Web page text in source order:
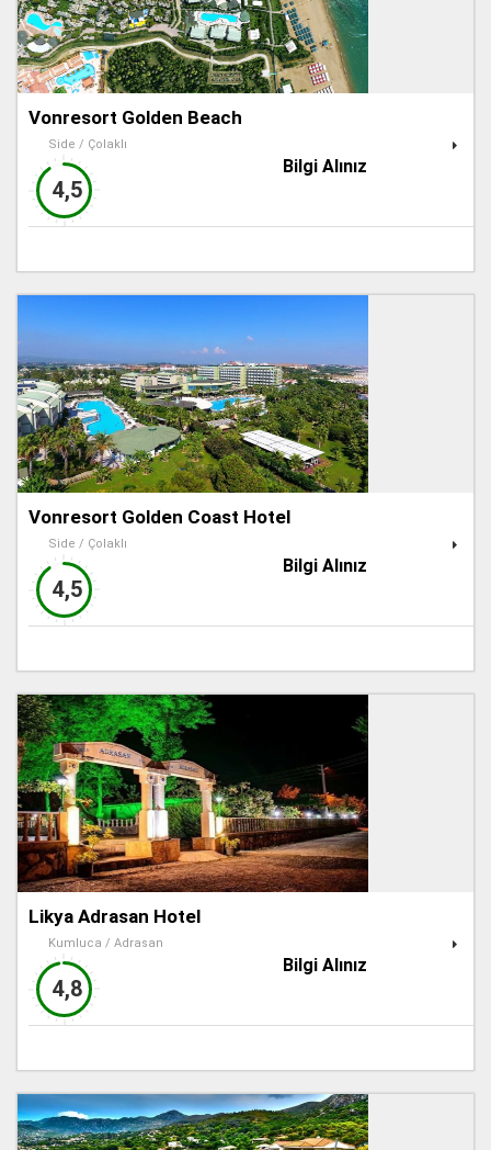
Vonresort Golden Beach
Side / Çolaklı
4,5
Bilgi Alınız
Vonresort Golden Coast Hotel
Side / Çolaklı
4,5
Bilgi Alınız
Likya Adrasan Hotel
Kumluca / Adrasan
4,8
Bilgi Alınız